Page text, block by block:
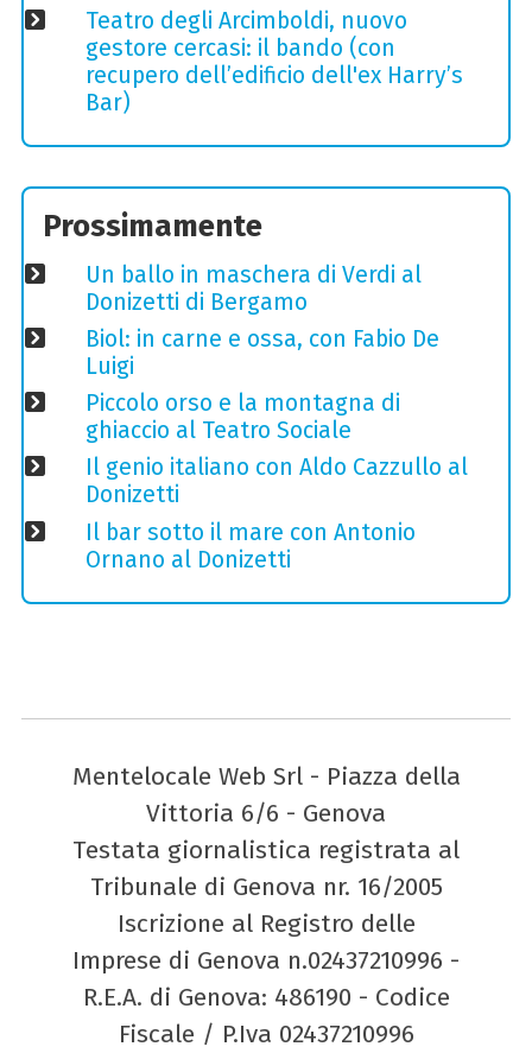
Teatro degli Arcimboldi, nuovo
gestore cercasi: il bando (con
recupero dell’edificio dell'ex Harry’s
Bar)
Prossimamente
Un ballo in maschera di Verdi al
Donizetti di Bergamo
Biol: in carne e ossa, con Fabio De
Luigi
Piccolo orso e la montagna di
ghiaccio al Teatro Sociale
Il genio italiano con Aldo Cazzullo al
Donizetti
Il bar sotto il mare con Antonio
Ornano al Donizetti
Mentelocale Web Srl - Piazza della
Vittoria 6/6 - Genova
Testata giornalistica registrata al
Tribunale di Genova nr. 16/2005
Iscrizione al Registro delle
Imprese di Genova n.02437210996 -
R.E.A. di Genova: 486190 - Codice
Fiscale / P.Iva 02437210996